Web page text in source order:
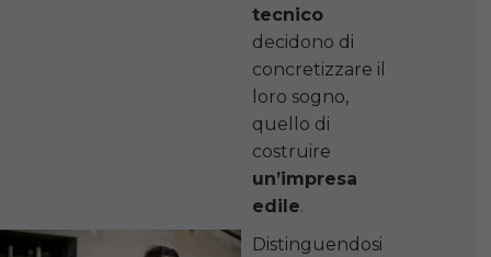
tecnico
decidono di
concretizzare il
loro sogno,
quello di
costruire
un’impresa
edile.
Distinguendosi